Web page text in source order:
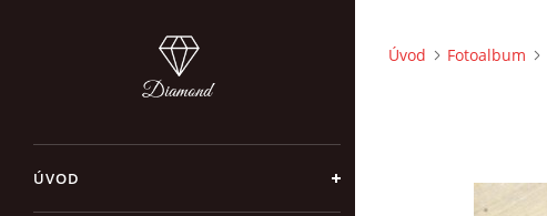
ÚVOD
Úvod Fotoalbum